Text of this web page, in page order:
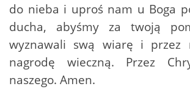
do nieba i uproś nam u Boga
ducha, abyśmy za twoją
wyznawali swą wiarę i przez
nagrodę wieczną. Przez
naszego. Amen.